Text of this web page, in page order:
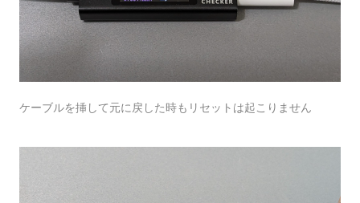
ケーブルを挿して元に戻した時もリセットは起こりません